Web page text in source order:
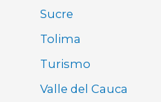
Sucre
Tolima
Turismo
Valle del Cauca